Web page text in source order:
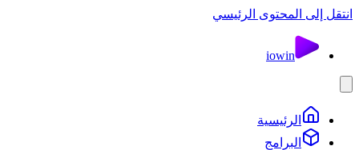
انتقل إلى المحتوى الرئيسي
iowin
الرئيسية
البرامج